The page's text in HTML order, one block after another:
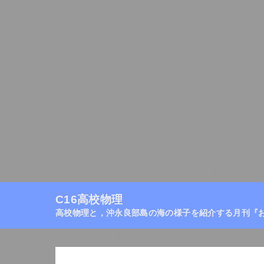
C16高校物理
高校物理と，沖永良部島の海の様子を紹介する月刊『